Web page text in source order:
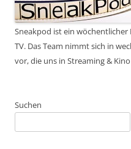
Sneakpod ist ein wöchentlicher
TV. Das Team nimmt sich in
vor, die uns in Streaming &
Suchen